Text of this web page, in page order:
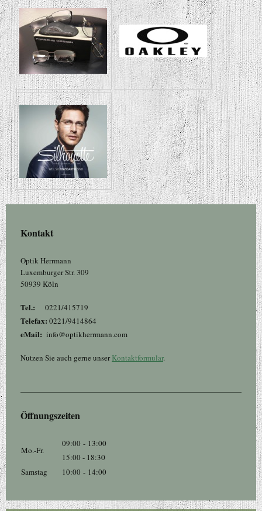
Kontakt
Optik Herrmann
Luxemburger Str. 309
50939 Köln
Tel.: 0221/415719
Telefax: 0221/9414864
eMail: info@optikherrmann.com
Nutzen Sie auch gerne unserKontaktformular.
Öffnungszeiten
Mo.-Fr.
09:00 - 13:00
15:00 - 18:30
Samstag
10:00 - 14:00